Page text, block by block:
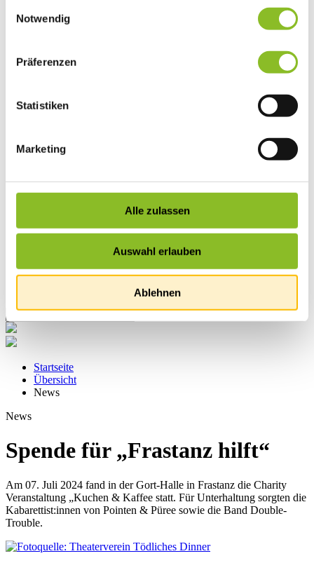
Notwendig
Präferenzen
Statistiken
Marketing
Alle zulassen
Auswahl erlauben
Ablehnen
Vereinsleben
Wige Frastanz
Gastronomie
Unterkünfte
Naturbad Untere Au
Vorarlberger Museumswelt
Tabakausstellung
Startseite
Übersicht
News
News
Spende für „Frastanz hilft“
Am 07. Juli 2024 fand in der Gort-Halle in Frastanz die Charity
Veranstaltung „Kuchen & Kaffee statt. Für Unterhaltung sorgten die
Kabarettist:innen von Pointen & Püree sowie die Band Double-
Trouble.